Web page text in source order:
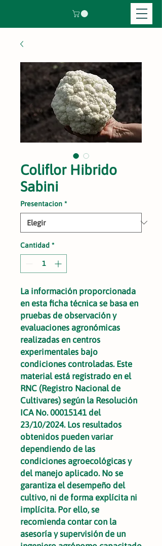
Coliflor Hibrido
Sabini
Presentacion *
Cantidad *
La información proporcionada
en esta ficha técnica se basa en
pruebas de observación y
evaluaciones agronómicas
realizadas en centros
experimentales bajo
condiciones controladas. Este
material está registrado en el
RNC (Registro Nacional de
Cultivares) según la Resolución
ICA No. 00015141 del
23/10/2024. Los resultados
obtenidos pueden variar
dependiendo de las
condiciones agroecológicas y
del manejo aplicado. No se
garantiza el desempeño del
cultivo, ni de forma explícita ni
implícita. Por ello, se
recomienda contar con la
asesoría y supervisión de un